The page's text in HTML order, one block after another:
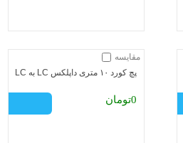
مقایسه
پچ کورد ۱۰ متری داپلکس LC به LC
0تومان